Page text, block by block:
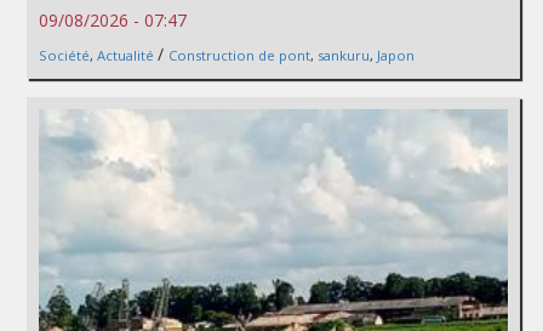
09/08/2026 - 07:47
Société, Actualité / Construction de pont, sankuru, Japon